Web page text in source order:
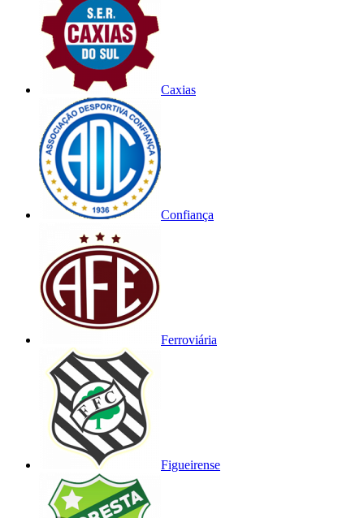
Caxias
Confiança
Ferroviária
Figueirense